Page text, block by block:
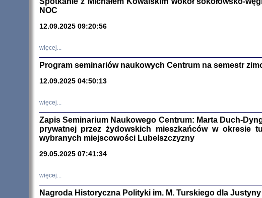
Zagłada
Studia i
NOC
12.09.2025 09:20:56
więcej...
Program seminariów naukowych Centrum na semestr
12.09.2025 04:50:13
więcej...
Zapis Seminarium Naukowego Centrum: Marta Duch-
prywatnej przez żydowskich mieszkańców w okresie
wybranych miejscowości Lubelszczyzny
29.05.2025 07:41:34
więcej...
Nagroda Historyczna Polityki im. M. Turskiego dla